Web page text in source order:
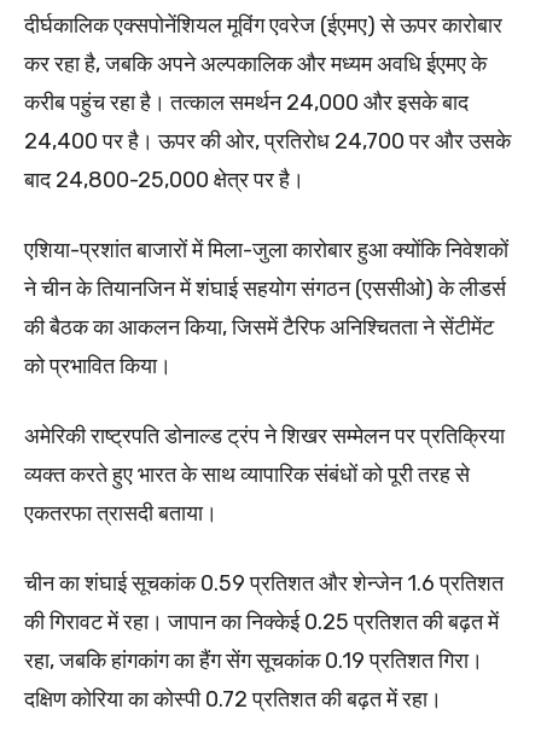
दीर्घकालिक एक्सपोनेंशियल मूविंग एवरेज (ईएमए) से ऊपर कारोबार
कर रहा है, जबकि अपने अल्पकालिक और मध्यम अवधि ईएमए के
करीब पहुंच रहा है। तत्काल समर्थन 24,000 और इसके बाद
24,400 पर है। ऊपर की ओर, प्रतिरोध 24,700 पर और उसके
बाद 24,800-25,000 क्षेत्र पर है।
एशिया-प्रशांत बाजारों में मिला-जुला कारोबार हुआ क्योंकि निवेशकों
ने चीन के तियानजिन में शंघाई सहयोग संगठन (एससीओ) के लीडर्स
की बैठक का आकलन किया, जिसमें टैरिफ अनिश्चितता ने सेंटीमेंट
को प्रभावित किया।
अमेरिकी राष्ट्रपति डोनाल्ड ट्रंप ने शिखर सम्मेलन पर प्रतिक्रिया
व्यक्त करते हुए भारत के साथ व्यापारिक संबंधों को पूरी तरह से
एकतरफा त्रासदी बताया।
चीन का शंघाई सूचकांक 0.59 प्रतिशत और शेन्जेन 1.6 प्रतिशत
की गिरावट में रहा। जापान का निक्केई 0.25 प्रतिशत की बढ़त में
रहा, जबकि हांगकांग का हैंग सेंग सूचकांक 0.19 प्रतिशत गिरा।
दक्षिण कोरिया का कोस्पी 0.72 प्रतिशत की बढ़त में रहा।